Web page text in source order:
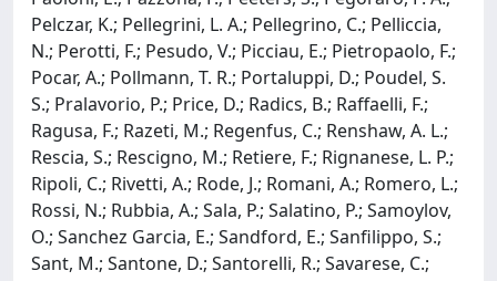
Pelczar, K.; Pellegrini, L. A.; Pellegrino, C.; Pelliccia,
N.; Perotti, F.; Pesudo, V.; Picciau, E.; Pietropaolo, F.;
Pocar, A.; Pollmann, T. R.; Portaluppi, D.; Poudel, S.
S.; Pralavorio, P.; Price, D.; Radics, B.; Raffaelli, F.;
Ragusa, F.; Razeti, M.; Regenfus, C.; Renshaw, A. L.;
Rescia, S.; Rescigno, M.; Retiere, F.; Rignanese, L. P.;
Ripoli, C.; Rivetti, A.; Rode, J.; Romani, A.; Romero, L.;
Rossi, N.; Rubbia, A.; Sala, P.; Salatino, P.; Samoylov,
O.; Sanchez Garcia, E.; Sandford, E.; Sanfilippo, S.;
Sant, M.; Santone, D.; Santorelli, R.; Savarese, C.;